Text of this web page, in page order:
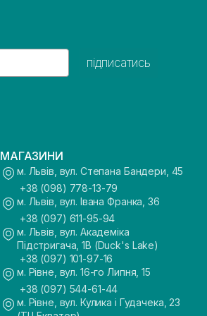
підписатись
МАГАЗИНИ
м. Львів, вул. Степана Бандери, 45
+38 (098) 778-13-79
м. Львів, вул. Івана Франка, 36
+38 (097) 611-95-94
м. Львів, вул. Академіка
Підстригача, 1В (Duck's Lake)
+38 (097) 101-97-16
м. Рівне, вул. 16-го Липня, 15
+38 (097) 544-61-44
м. Рівне, вул. Кулика і Гудачека, 23